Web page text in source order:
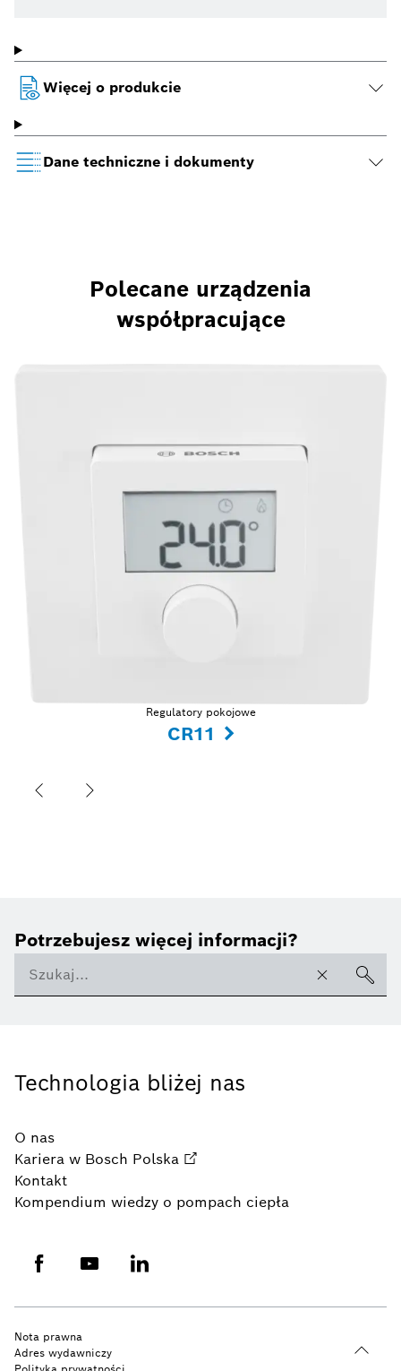
Więcej o produkcie
Dane techniczne i dokumenty
Polecane urządzenia
współpracujące
Regulatory pokojowe
CR11
Potrzebujesz więcej informacji?
Technologia bliżej nas
O nas
Kariera w Bosch Polska
Kontakt
Kompendium wiedzy o pompach ciepła
Nota prawna
Adres wydawniczy